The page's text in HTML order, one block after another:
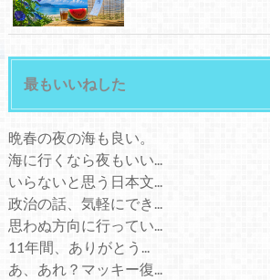
最もいいねした
晩春の夜の海も良い。
海に行くなら夜もいい...
いらないと思う日本文...
政治の話、気軽にでき...
思わぬ方向に行ってい...
11年間、ありがとう...
あ、あれ？マッキー復...